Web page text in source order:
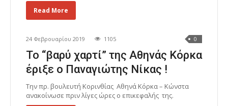
Read More
24 Φεβρουαρίου 2019 1105 0
Το “βαρύ χαρτί” της Αθηνάς Κόρκα
έριξε ο Παναγιώτης Νίκας !
Την πρ. βουλευτή Κορινθίας Αθηνά Κόρκα – Κώνστα
ανακοίνωσε πριν λίγες ώρες ο επικεφαλής της.